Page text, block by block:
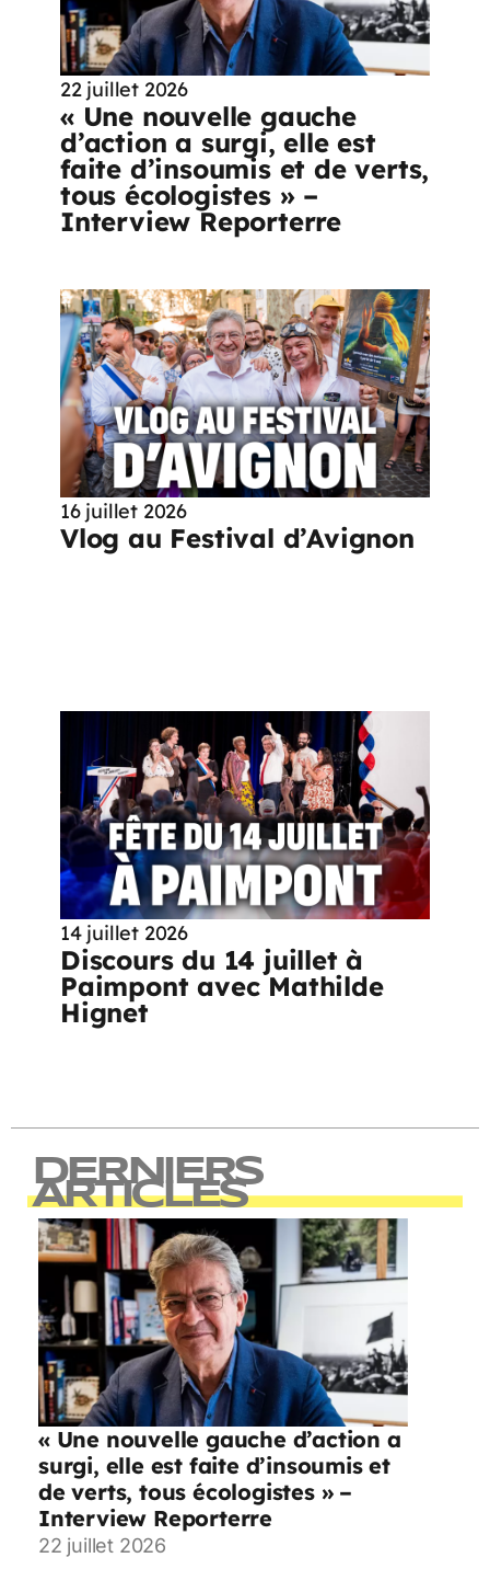
22 juillet 2026
« Une nouvelle gauche
d’action a surgi, elle est
faite d’insoumis et de verts,
tous écologistes » –
Interview Reporterre
16 juillet 2026
Vlog au Festival d’Avignon
14 juillet 2026
Discours du 14 juillet à
Paimpont avec Mathilde
Hignet
DERNIERS
ARTICLES
« Une nouvelle gauche d’action a
surgi, elle est faite d’insoumis et
de verts, tous écologistes » –
Interview Reporterre
22 juillet 2026